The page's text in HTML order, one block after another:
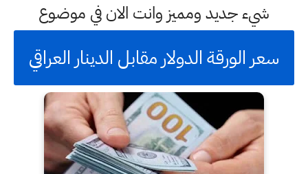
شيء جديد ومميز وانت الان في موضوع
سعر الورقة الدولار مقابل الدينار العراقي